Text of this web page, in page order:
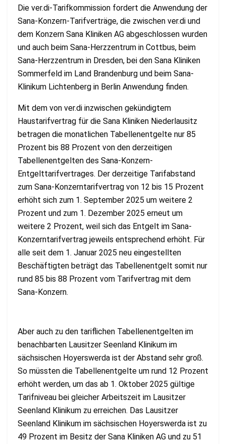
Die ver.di-Tarifkommission fordert die Anwendung der
Sana-Konzern-Tarifverträge, die zwischen ver.di und
dem Konzern Sana Kliniken AG abgeschlossen wurden
und auch beim Sana-Herzzentrum in Cottbus, beim
Sana-Herzzentrum in Dresden, bei den Sana Kliniken
Sommerfeld im Land Brandenburg und beim Sana-
Klinikum Lichtenberg in Berlin Anwendung finden.
Mit dem von ver.di inzwischen gekündigtem
Haustarifvertrag für die Sana Kliniken Niederlausitz
betragen die monatlichen Tabellenentgelte nur 85
Prozent bis 88 Prozent von den derzeitigen
Tabellenentgelten des Sana-Konzern-
Entgelttarifvertrages. Der derzeitige Tarifabstand
zum Sana-Konzerntarifvertrag von 12 bis 15 Prozent
erhöht sich zum 1. September 2025 um weitere 2
Prozent und zum 1. Dezember 2025 erneut um
weitere 2 Prozent, weil sich das Entgelt im Sana-
Konzerntarifvertrag jeweils entsprechend erhöht. Für
alle seit dem 1. Januar 2025 neu eingestellten
Beschäftigten beträgt das Tabellenentgelt somit nur
rund 85 bis 88 Prozent vom Tarifvertrag mit dem
Sana-Konzern.
Aber auch zu den tariflichen Tabellenentgelten im
benachbarten Lausitzer Seenland Klinikum im
sächsischen Hoyerswerda ist der Abstand sehr groß.
So müssten die Tabellenentgelte um rund 12 Prozent
erhöht werden, um das ab 1. Oktober 2025 gültige
Tarifniveau bei gleicher Arbeitszeit im Lausitzer
Seenland Klinikum zu erreichen. Das Lausitzer
Seenland Klinikum im sächsischen Hoyerswerda ist zu
49 Prozent im Besitz der Sana Kliniken AG und zu 51